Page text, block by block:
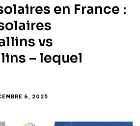
en France :
vs
– lequel
6, 2025